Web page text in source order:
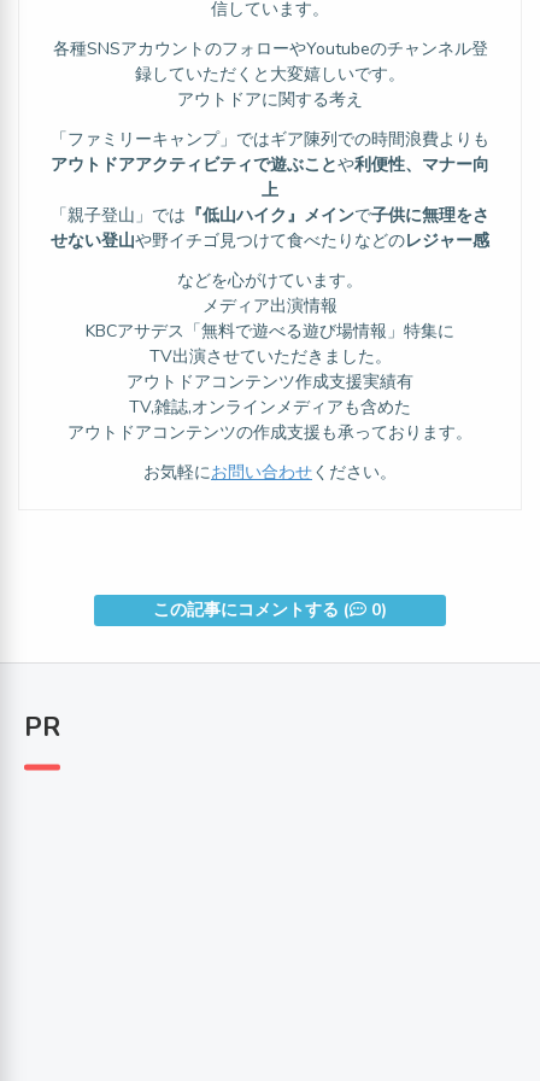
信しています。
各種SNSアカウントのフォローやYoutubeのチャンネル登
録していただくと大変嬉しいです。
アウトドアに関する考え
「ファミリーキャンプ」ではギア陳列での時間浪費よりも
アウトドアアクティビティで遊ぶことや利便性、マナー向
上
「親子登山」では 『低山ハイク』メインで子供に無理をさ
せない登山や野イチゴ見つけて食べたりなどのレジャー感
などを心がけています。
メディア出演情報
KBCアサデス「無料で遊べる遊び場情報」特集に
TV出演させていただきました。
アウトドアコンテンツ作成支援実績有
TV,雑誌,オンラインメディアも含めた
アウトドアコンテンツの作成支援も承っております。
お気軽にお問い合わせください。
この記事にコメントする ( 0)
PR